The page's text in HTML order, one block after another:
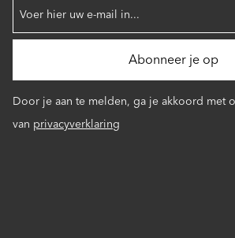
Door je aan te melden, ga je akkoord met
van privacyverklaring